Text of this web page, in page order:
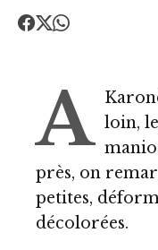
A loin,
près, on
petites,
décolorées.